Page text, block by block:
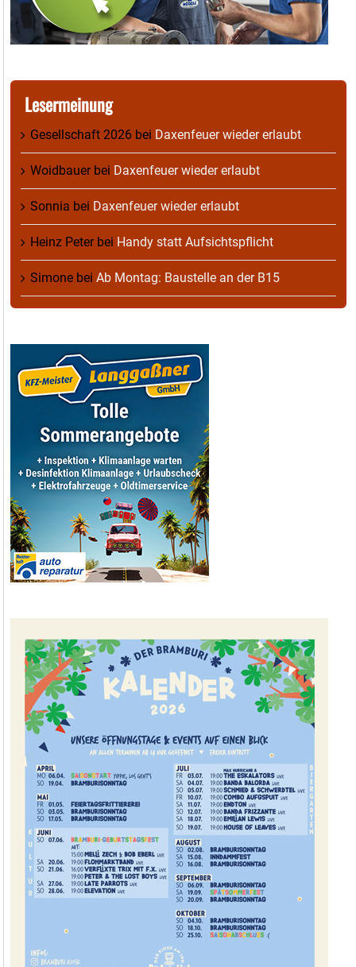
Lesermeinung
Gesellschaft 2026 bei Daxenfeuer wieder erlaubt
Woidbauerbei Daxenfeuer wieder erlaubt
Sonnia bei Daxenfeuer wieder erlaubt
Heinz Peterbei Handy statt Aufsichtspflicht
Simone bei Ab Montag: Baustelle an der B15